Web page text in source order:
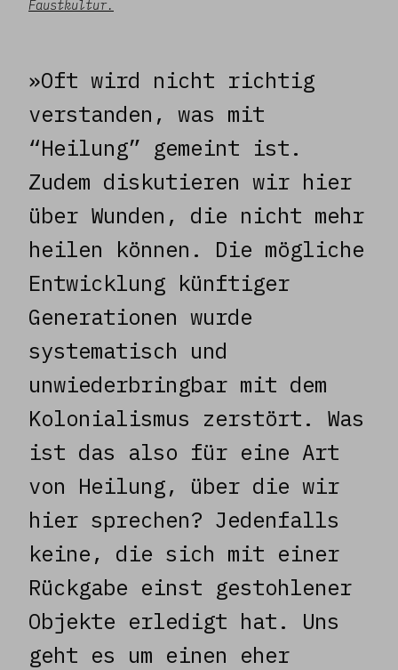
Faustkultur.
»Oft wird nicht richtig
verstanden, was mit
“Heilung” gemeint ist.
Zudem diskutieren wir hier
über Wunden, die nicht mehr
heilen können. Die mögliche
Entwicklung künftiger
Generationen wurde
systematisch und
unwiederbringbar mit dem
Kolonialismus zerstört. Was
ist das also für eine Art
von Heilung, über die wir
hier sprechen? Jedenfalls
keine, die sich mit einer
Rückgabe einst gestohlener
Objekte erledigt hat. Uns
geht es um einen eher